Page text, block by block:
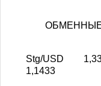
Stg/USD
1,1433